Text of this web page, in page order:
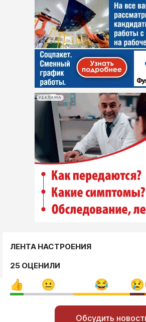
РЕКЛАМА
ЛЕНТА НАСТРОЕНИЯ
25 ОЦЕНИЛИ
Обсудить